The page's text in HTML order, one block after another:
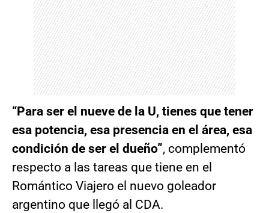
“Para ser el nueve de la U, tienes que tener
esa potencia, esa presencia en el área, esa
condición de ser el dueño”, complementó
respecto a las tareas que tiene en el
Romántico Viajero el nuevo goleador
argentino que llegó al CDA.